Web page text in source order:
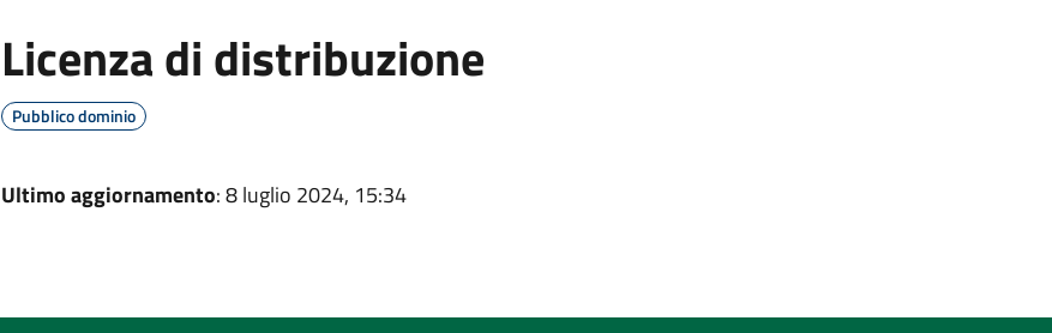
Licenza di distribuzione
Pubblico dominio
Ultimo aggiornamento: 8 luglio 2024, 15:34